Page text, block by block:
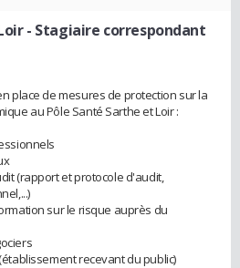
- Stagiaire correspondant
place de mesures de protection sur la
au Pôle Santé Sarthe et Loir :
(rapport et protocole d'audit,
sur le risque auprès du
(établissement recevant du public)